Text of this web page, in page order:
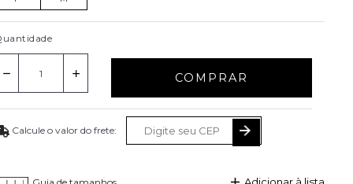
COMPRAR
Guia de tamanhos Adicionar à lista